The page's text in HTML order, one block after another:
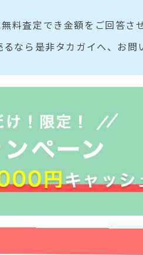
料査定でき金額をご回答さ
なら是非タカガイへ、お問